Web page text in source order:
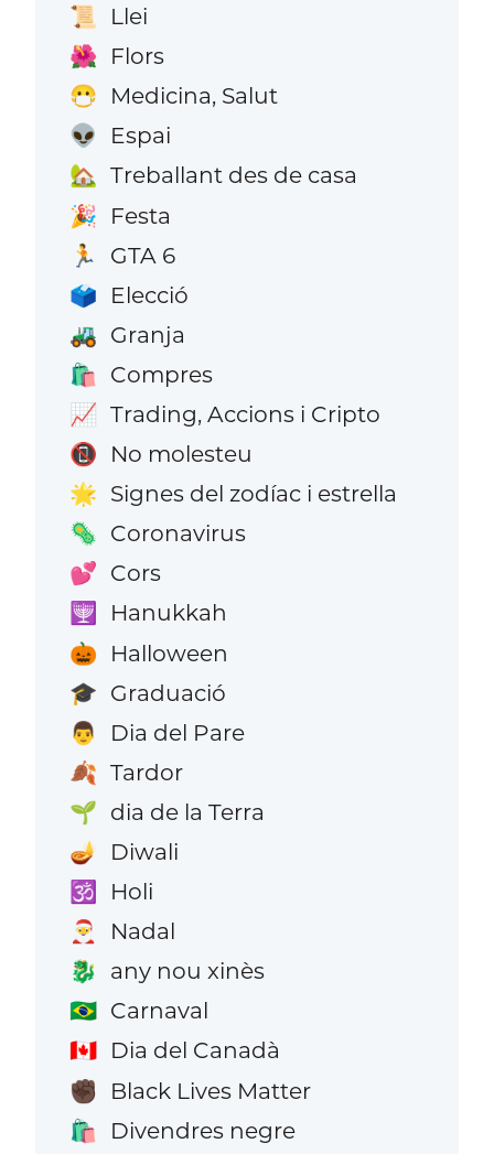
📜 Llei
🌺 Flors
😷 Medicina, Salut
👽 Espai
🏡 Treballant des de casa
🎉 Festa
🏃 GTA 6
🗳️ Elecció
🚜 Granja
🛍️ Compres
📈 Trading, Accions i Cripto
📵 No molesteu
🌟 Signes del zodíac i estrella
🦠 Coronavirus
💕 Cors
🕎 Hanukkah
🎃 Halloween
🎓 Graduació
👨 Dia del Pare
🍂 Tardor
🌱 dia de la Terra
🪔 Diwali
🕉️ Holi
🎅 Nadal
🐉 any nou xinès
🇧🇷 Carnaval
🇨🇦 Dia del Canadà
✊🏿 Black Lives Matter
🛍️ Divendres negre